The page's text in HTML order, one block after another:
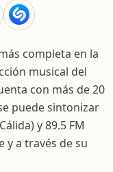
completa en la
musical del
con más de 20
puede sintonizar
y 89.5 FM
y a través de su